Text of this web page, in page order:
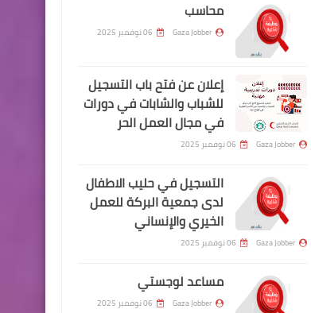
محاسب
Gaza Jobber 06 نوفمبر 2025
إعلان عن فتح باب التسجيل
للشباب والشابات في دورات
في مجال العمل الحر
Gaza Jobber 06 نوفمبر 2025
التسجيل في حليب الاطفال
لدى جمعية البركة للعمل
الخيري والإنساني
Gaza Jobber 06 نوفمبر 2025
مساعد لوجستي
Gaza Jobber 06 نوفمبر 2025